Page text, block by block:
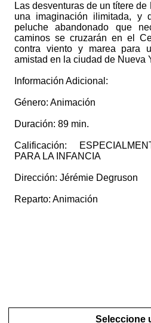
Las desventuras de un títere
una imaginación ilimitada, y
peluche abandonado que
caminos se cruzarán en el
contra viento y marea para
amistad en la ciudad de Nueva
Información Adicional:
Género: Animación
Duración: 89 min.
Calificación:
PARA LA INFANCIA
Dirección: Jérémie Degruson
Reparto: Animación
Seleccione